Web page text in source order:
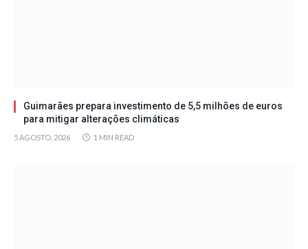
Guimarães prepara investimento de 5,5 milhões de euros
para mitigar alterações climáticas
5 AGOSTO, 2026 1 MIN READ